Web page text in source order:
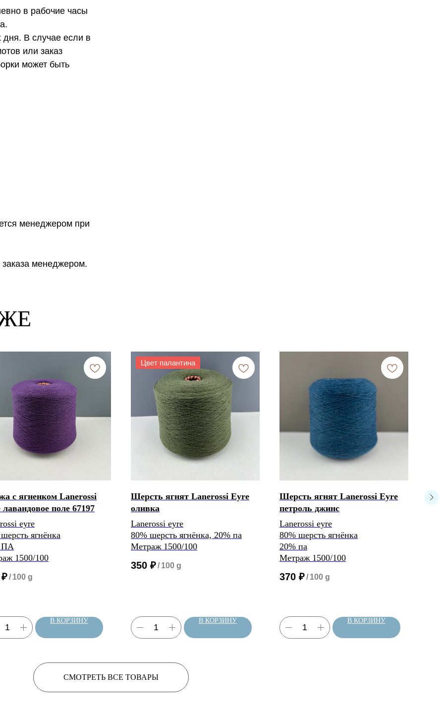
в рабочие часы
дня. В случае если в
или заказ
может быть
менеджером при
менеджером.
с ягненком Lanerossi
поле 67197
eyre
ягнёнка
ПА
1500/100
₽/ 100 g
В КОРЗИНУ
Цвет палантина
Шерсть ягнят Lanerossi Eyre
оливка
Lanerossi eyre
80% шерсть ягнёнка, 20% па
Метраж 1500/100
350 ₽/ 100 g
В КОРЗИНУ
Шерсть ягнят Lanerossi Eyre
петроль джинс
Lanerossi eyre
80% шерсть ягнёнка
20% па
Метраж 1500/100
370 ₽/ 100 g
В КОРЗИНУ
СМОТРЕТЬ ВСЕ ТОВАРЫ